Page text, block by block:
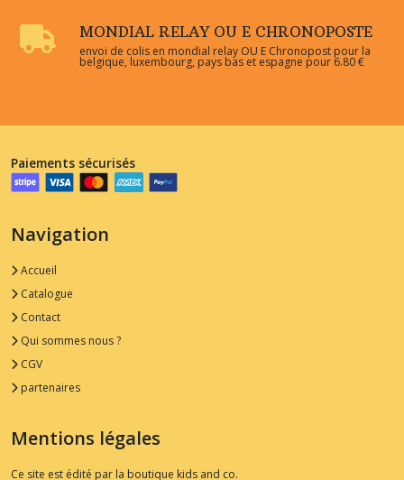
MONDIAL RELAY OU E CHRONOPOSTE
envoi de colis en mondial relay OU E Chronopost pour la
belgique, luxembourg, pays bas et espagne pour 6.80 €
Paiements sécurisés
Navigation
Accueil
Catalogue
Contact
Qui sommes nous ?
CGV
partenaires
Mentions légales
Ce site est édité par la boutique kids and co.